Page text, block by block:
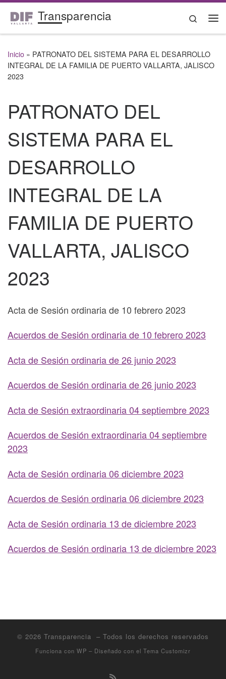
Saltar al contenido
Transparencia
Search
Inicio » PATRONATO DEL SISTEMA PARA EL DESARROLLO
INTEGRAL DE LA FAMILIA DE PUERTO VALLARTA, JALISCO
2023
PATRONATO DEL
SISTEMA PARA EL
DESARROLLO
INTEGRAL DE LA
FAMILIA DE PUERTO
VALLARTA, JALISCO
2023
Acta de Sesión ordinaria de 10 febrero 2023
Acuerdos de Sesión ordinaria de 10 febrero 2023
Acta de Sesión ordinaria de 26 junio 2023
Acuerdos de Sesión ordinaria de 26 junio 2023
Acta de Sesión extraordinaria 04 septiembre 2023
Acuerdos de Sesión extraordinaria 04 septiembre
2023
Acta de Sesión ordinaria 06 diciembre 2023
Acuerdos de Sesión ordinaria 06 diciembre 2023
Acta de Sesión ordinaria 13 de diciembre 2023
Acuerdos de Sesión ordinaria 13 de diciembre 2023
© 2026 Transparencia – Todos los derechos reservados
Funciona con WP – Diseñado con el Tema Customizr